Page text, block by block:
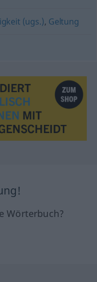
(ugs.), Geltung
Wörterbuch?